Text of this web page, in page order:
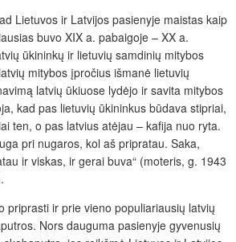
Lietuvos ir Latvijos pasienyje maistas kaip
buvo XIX a. pabaigoje – XX a.
ūkininkų ir lietuvių samdinių mitybos
mitybos įpročius išmanė lietuvių
latvių ūkiuose lydėjo ir savita mitybos
kad pas lietuvių ūkininkus būdava stipriai,
ten, o pas latvius atėjau – kafija nuo ryta.
pri nugaros, kol aš pripratau. Saka,
ir viskas, ir gerai buva“ (moteris, g. 1943
priprasti ir prie vieno populiariausių latvių
Nors dauguma pasienyje gyvenusių